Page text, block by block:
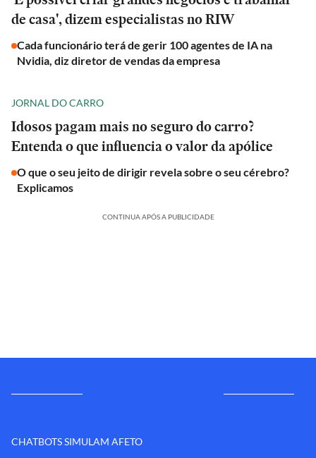
de casa', dizem especialistas no RIW
Cada funcionário terá de gerir 100 agentes de IA na
Nvidia, diz diretor de vendas da empresa
JORNAL DO CARRO
Idosos pagam mais no seguro do carro?
Entenda o que influencia o valor da apólice
O que o seu jeito de dirigir revela sobre o seu cérebro?
Explicamos
CONTINUA APÓS A PUBLICIDADE
CHATBOTS SIMULAM AFETO